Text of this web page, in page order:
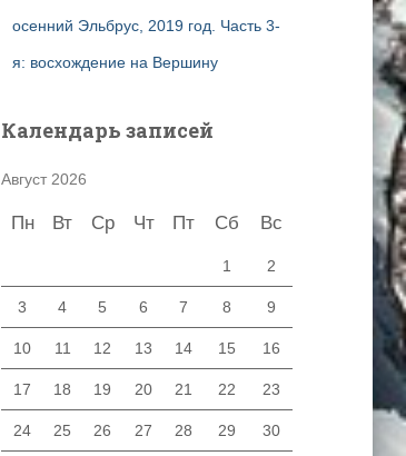
осенний Эльбрус, 2019 год. Часть 3-
я: восхождение на Вершину
Календарь записей
Август 2026
Пн Вт Ср Чт Пт Сб Вс
1 2
3 4 5 6 7 8 9
10 11 12 13 14 15 16
17 18 19 20 21 22 23
24 25 26 27 28 29 30